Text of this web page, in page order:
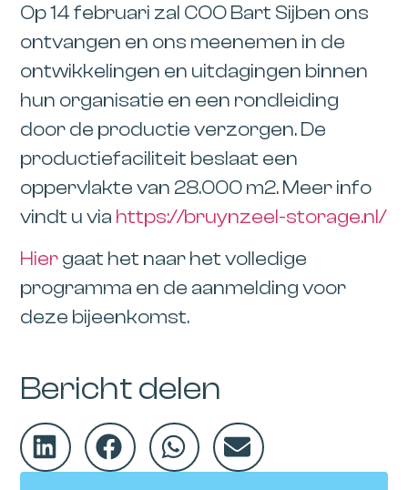
Op 14 februari zal COO Bart Sijben ons
ontvangen en ons meenemen in de
ontwikkelingen en uitdagingen binnen
hun organisatie en een rondleiding
door de productie verzorgen. De
productiefaciliteit beslaat een
oppervlakte van 28.000 m2. Meer info
vindt u via https://bruynzeel-storage.nl/
Hier gaat het naar het volledige
programma en de aanmelding voor
deze bijeenkomst.
Bericht delen